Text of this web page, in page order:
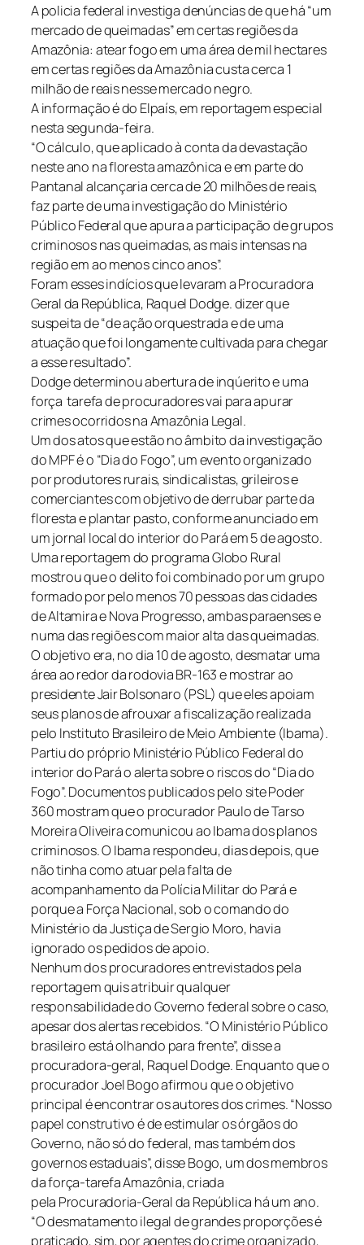
A policia federal investiga denúncias de que há “um
mercado de queimadas” em certas regiões da
Amazônia: atear fogo em uma área de mil hectares
em certas regiões da Amazônia custa cerca 1
milhão de reais nesse mercado negro.
A informação é do Elpaís, em reportagem especial
nesta segunda-feira.
“O cálculo, que aplicado à conta da devastação
neste ano na floresta amazônica e em parte do
Pantanal alcançaria cerca de 20 milhões de reais,
faz parte de uma investigação do Ministério
Público Federal que apura a participação de grupos
criminosos nas queimadas, as mais intensas na
região em ao menos cinco anos”.
Foram esses indícios que levaram a Procuradora
Geral da República, Raquel Dodge. dizer que
suspeita de “de ação orquestrada e de uma
atuação que foi longamente cultivada para chegar
a esse resultado”.
Dodge determinou abertura de inqúerito e uma
força tarefa de procuradores vai para apurar
crimes ocorridos na Amazônia Legal.
Um dos atos que estão no âmbito da investigação
do MPF é o “Dia do Fogo”, um evento organizado
por produtores rurais, sindicalistas, grileiros e
comerciantes com objetivo de derrubar parte da
floresta e plantar pasto, conforme anunciado em
um jornal local do interior do Pará em 5 de agosto.
Uma reportagem do programa Globo Rural
mostrou que o delito foi combinado por um grupo
formado por pelo menos 70 pessoas das cidades
de Altamira e Nova Progresso, ambas paraenses e
numa das regiões com maior alta das queimadas.
O objetivo era, no dia 10 de agosto, desmatar uma
área ao redor da rodovia BR-163 e mostrar ao
presidente Jair Bolsonaro (PSL) que eles apoiam
seus planos de afrouxar a fiscalização realizada
pelo Instituto Brasileiro de Meio Ambiente (Ibama).
Partiu do próprio Ministério Público Federal do
interior do Pará o alerta sobre o riscos do “Dia do
Fogo”. Documentos publicados pelo site Poder
360 mostram que o procurador Paulo de Tarso
Moreira Oliveira comunicou ao Ibama dos planos
criminosos. O Ibama respondeu, dias depois, que
não tinha como atuar pela falta de
acompanhamento da Polícia Militar do Pará e
porque a Força Nacional, sob o comando do
Ministério da Justiça de Sergio Moro, havia
ignorado os pedidos de apoio.
Nenhum dos procuradores entrevistados pela
reportagem quis atribuir qualquer
responsabilidade do Governo federal sobre o caso,
apesar dos alertas recebidos. “O Ministério Público
brasileiro está olhando para frente”, disse a
procuradora-geral, Raquel Dodge. Enquanto que o
procurador Joel Bogo afirmou que o objetivo
principal é encontrar os autores dos crimes. “Nosso
papel construtivo é de estimular os órgãos do
Governo, não só do federal, mas também dos
governos estaduais”, disse Bogo, um dos membros
da força-tarefa Amazônia, criada
pela Procuradoria-Geral da República há um ano.
“O desmatamento ilegal de grandes proporções é
praticado, sim, por agentes do crime organizado,